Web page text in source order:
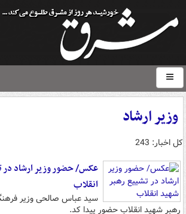
وزیر ارشاد
کل اخبار: 243
عکس/ حضور وزیر ارشاد در
انقلاب
سید عباس صالحی وزیر
رهبر شهید انقلاب حضور پیدا کد.